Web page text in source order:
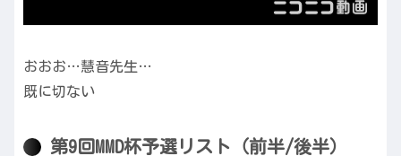
おおお…慧音先生…
既に切ない
第9回MMD杯予選リスト（前半/後半）